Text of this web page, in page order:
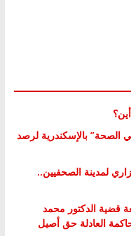
بالإسكندرية لرصد
لمدينة الصحفيين..
قضية الدكتور محمد
العادلة حق أصيل